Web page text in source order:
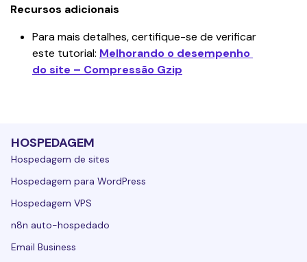
Recursos adicionais
Para mais detalhes, certifique-se de verificar
este tutorial: Melhorando o desempenho
do site – Compressão Gzip
HOSPEDAGEM
Hospedagem de sites
Hospedagem para WordPress
Hospedagem VPS
n8n auto-hospedado
Email Business